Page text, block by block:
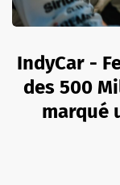
IndyCar -
des 500
marqué